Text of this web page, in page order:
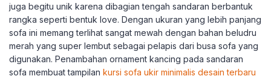
juga begitu unik karena dibagian tengah sandaran berbantuk
rangka seperti bentuk love. Dengan ukuran yang lebih panjang
sofa ini memang terlihat sangat mewah dengan bahan beludru
merah yang super lembut sebagai pelapis dari busa sofa yang
digunakan. Penambahan ornament kancing pada sandaran
sofa membuat tampilan kursi sofa ukir minimalis desain terbaru